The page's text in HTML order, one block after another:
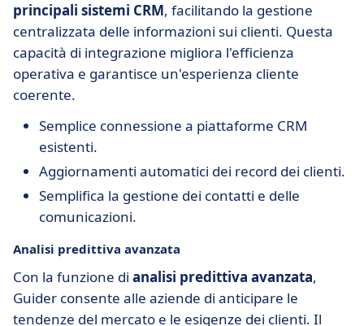
principali sistemi CRM, facilitando la gestione
centralizzata delle informazioni sui clienti. Questa
capacità di integrazione migliora l'efficienza
operativa e garantisce un'esperienza cliente
coerente.
Semplice connessione a piattaforme CRM
esistenti.
Aggiornamenti automatici dei record dei clienti.
Semplifica la gestione dei contatti e delle
comunicazioni.
Analisi predittiva avanzata
Con la funzione di analisi predittiva avanzata,
Guider consente alle aziende di anticipare le
tendenze del mercato e le esigenze dei clienti. Il